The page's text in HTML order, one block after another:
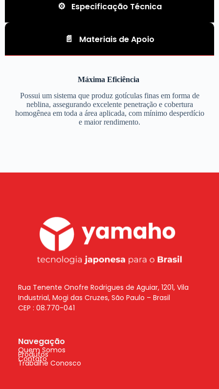
Especificação Técnica
Materiais de Apoio
Máxima Eficiência
Possui um sistema que produz gotículas finas em forma de
neblina, assegurando excelente penetração e cobertura
homogênea em toda a área aplicada, com mínimo desperdício
e maior rendimento.
Rua Tenente Onofre Rodrigues de Aguiar, 1201, Vila
Industrial, Mogi das Cruzes, São Paulo – Brasil
CEP : 08.770-041
Navegação
Quem Somos
Produtos
Contato
Trabalhe Conosco